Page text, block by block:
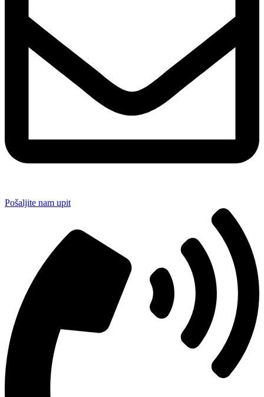
Pošaljite nam upit